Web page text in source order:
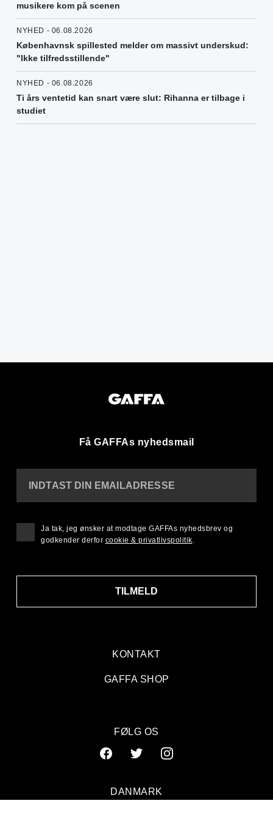
musikere kom på scenen
NYHED - 06.08.2026
Københavnsk spillested melder om massivt underskud:
"Ikke tilfredsstillende"
NYHED - 06.08.2026
Ti års ventetid kan snart være slut: Rihanna er tilbage i
studiet
Få GAFFAs nyhedsmail
KONTAKT
GAFFA SHOP
INDTAST DIN EMAILADRESSE
TILMELD
Ja tak, jeg ønsker at modtage GAFFAs nyhedsbrev og
godkender derfor cookie & privatlivspolitik.
FØLG OS
DANMARK